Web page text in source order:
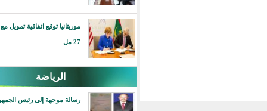
موريتانيا توقع اتفاقية تمويل مع أمريكا بقيمة
27 مل
رسالة موجهة إلى رئيس الجمهورية محمد